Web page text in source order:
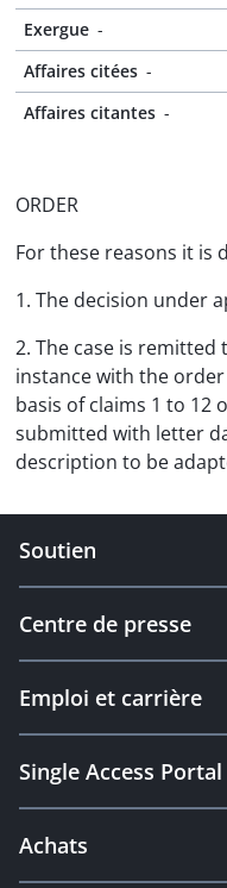
Exergue -
Affaires citées -
Affaires citantes -
ORDER
For these reasons it is
1. The decision under
2. The case is
instance with the
basis of claims 1 to 12
submitted with letter
description to be
Soutien
Centre de presse
Emploi et carrière
Single Access Portal
Achats